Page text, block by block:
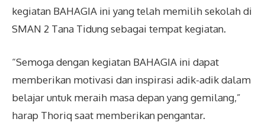
kegiatan BAHAGIA ini yang telah memilih sekolah di
SMAN 2 Tana Tidung sebagai tempat kegiatan.
“Semoga dengan kegiatan BAHAGIA ini dapat
memberikan motivasi dan inspirasi adik-adik dalam
belajar untuk meraih masa depan yang gemilang,”
harap Thoriq saat memberikan pengantar.